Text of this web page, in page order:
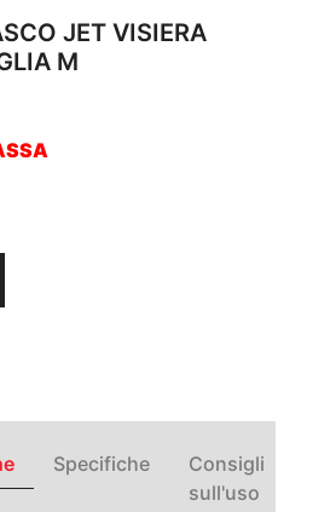
JET VISIERA
M
Specifiche
Consigli
sull'uso